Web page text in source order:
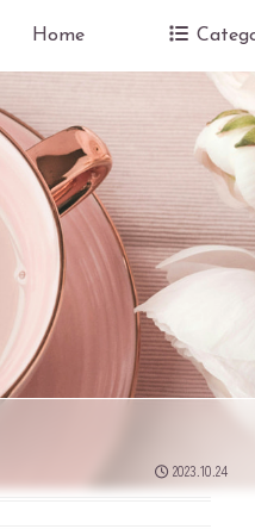
Home
2023.10.24